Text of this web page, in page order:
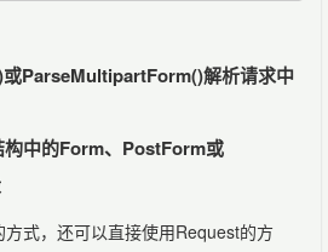
ParseMultipartForm()解析请求中
中的Form、PostForm或
式，还可以直接使用Request的方